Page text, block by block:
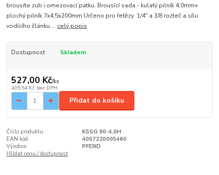
brousíte zub i omezovací patku. Brousící sada - kulatý pilník 4,0mm+
plochý pilník 7x4,5x200mm Určeno pro řetězy 1/4" a 3/8 rozteč a sílu
vodícího článku ... celý popis
Dostupnost Skladem
527,00 Kč/ks
435,54 Kč bez DPH
Přidat do košíku
Číslo produktu:
KSSG 90-4,0H
EAN kód:
4007220005460
Výrobce:
PFERD
Hlídat cenu / dostupnost